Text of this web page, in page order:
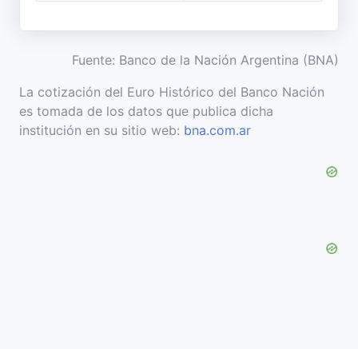
Fuente: Banco de la Nación Argentina (BNA)
La cotización del Euro Histórico del Banco Nación
es tomada de los datos que publica dicha
institución en su sitio web: bna.com.ar